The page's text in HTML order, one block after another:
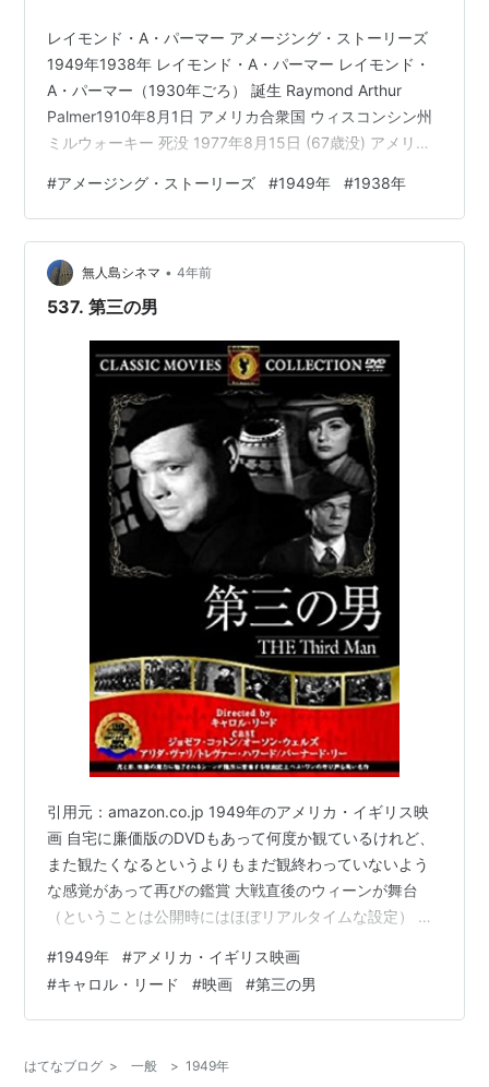
後、1938年から1949年まで超常現象に関する雑
誌『フェイト（英語版）』を出版・編集し、最終
的にはアマースト出版やパーマー出版などの自身
の出版社を通じて多くの雑誌や書籍を出版した。
『オアスペ（英語版）』などのスピリチュアル関
レイモンド・A・パーマー アメージング・ストーリーズ
1949年1938年 レイモンド・A・パーマー レイモンド・
A・パーマー（1930年ごろ） 誕生 Raymond Arthur
Palmer1910年8月1日 アメリカ合衆国 ウィスコンシン州
ミルウォーキー 死没 1977年8月15日 (67歳没) アメリカ
家、編集者 ジャンル サイエンス・フィクション ウィキ
ポータル 文学 テンプレートを表示 レイモンド・アーサ
ー・パーマー（Raymond Arthur Palmer、1910年8月1日
- 1977年8月15日[1]）は、アメリカ合衆国…
#アメージング・ストーリーズ #1949年 #1938年
無人島シネマ • 4年前
537. 第三の男
引用元：amazon.co.jp 1949年のアメリカ・イギリス映
画 自宅に廉価版のDVDもあって何度か観ているけれど、
また観たくなるというよりもまだ観終わっていないよう
な感覚があって再びの鑑賞 大戦直後のウィーンが舞台
（ということは公開時にはほぼリアルタイムな設定） 当
それぞれの区域に出入りする度にパスポートを提示しな
ければならない様子が作中にも収められているけれど、
今となっては（フィクションとはいえ）当時の様子をう
カから遥々やってきた劇作家のホリー・マーチンス（ジ
#1949年 #アメリカ・イギリス映画
#キャロル・リード #映画 #第三の男
はてなブログ > 一般 > 1949年